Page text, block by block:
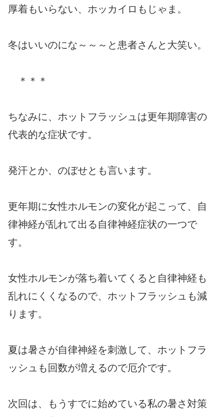
厚着もいらない、ホッカイロもじゃま。
冬はいいのにな～～～と患者さんと大笑い。
＊＊＊
ちなみに、ホットフラッシュは更年期障害の
代表的な症状です。
発汗とか、のぼせとも言います。
更年期に女性ホルモンの変化が起こって、自
律神経が乱れて出る自律神経症状の一つで
す。
女性ホルモンが落ち着いてくると自律神経も
乱れにくくなるので、ホットフラッシュも減
ります。
夏は暑さが自律神経を刺激して、ホットフラ
ッシュも回数が増えるので厄介です。
次回は、もうすでに始めている私の暑さ対策